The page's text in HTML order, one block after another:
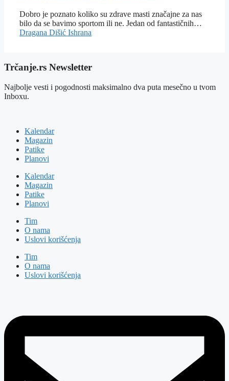
Dobro je poznato koliko su zdrave masti značajne za nas
bilo da se bavimo sportom ili ne. Jedan od fantastičnih…
Dragana Dišić Ishrana
Trčanje.rs Newsletter
Najbolje vesti i pogodnosti maksimalno dva puta mesečno u tvom
Inboxu.
Kalendar
Magazin
Patike
Planovi
Kalendar
Magazin
Patike
Planovi
Tim
O nama
Uslovi korišćenja
Tim
O nama
Uslovi korišćenja